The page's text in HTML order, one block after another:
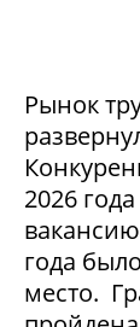
Рынок
2026
года
место.